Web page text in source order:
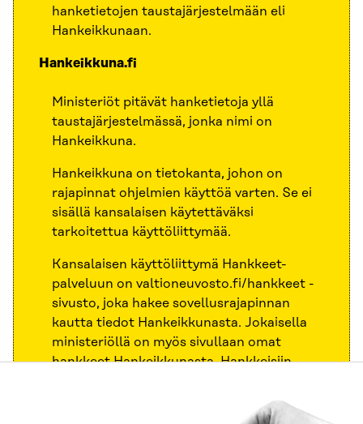
hanketietojen taustajärjestelmään eli
Hankeikkunaan.
Hankeikkuna.fi
Ministeriöt pitävät hanketietoja yllä
taustajärjestelmässä, jonka nimi on
Hankeikkuna.
Hankeikkuna on tietokanta, johon on
rajapinnat ohjelmien käyttöä varten. Se ei
sisällä kansalaisen käytettäväksi
tarkoitettua käyttöliittymää.
Kansalaisen käyttöliittymä Hankkeet-
palveluun on valtioneuvosto.fi/hankkeet -
sivusto, joka hakee sovellusrajapinnan
kautta tiedot Hankeikkunasta. Jokaisella
ministeriöllä on myös sivullaan omat
hankkeet Hankeikkunasta. Hankkeisiin